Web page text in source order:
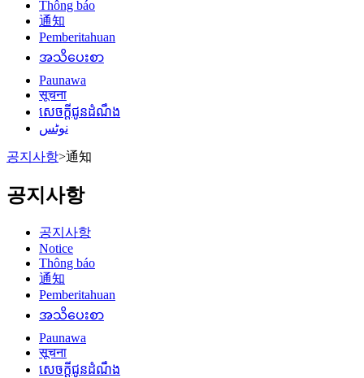
Thông báo
通知
Pemberitahuan
အသိပေးစာ
Paunawa
सूचना
សេចក្តីជូនដំណឹង
نوٹس
공지사항>通知
공지사항
공지사항
Notice
Thông báo
通知
Pemberitahuan
အသိပေးစာ
Paunawa
सूचना
សេចក្តីជូនដំណឹង